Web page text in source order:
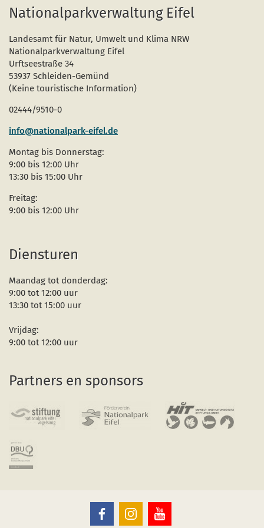
Nationalparkverwaltung Eifel
Landesamt für Natur, Umwelt und Klima NRW
Nationalparkverwaltung Eifel
Urftseestraße 34
53937 Schleiden-Gemünd
(Keine touristische Information)
02444/9510-0
info@nationalpark-eifel.de
Montag bis Donnerstag:
9:00 bis 12:00 Uhr
13:30 bis 15:00 Uhr
Freitag:
9:00 bis 12:00 Uhr
Diensturen
Maandag tot donderdag:
9:00 tot 12:00 uur
13:30 tot 15:00 uur
Vrijdag:
9:00 tot 12:00 uur
Partners en sponsors
Nationaal
Park
Eifel
Nationaal
Park
Eifel
Nationaal
Park
Eifel